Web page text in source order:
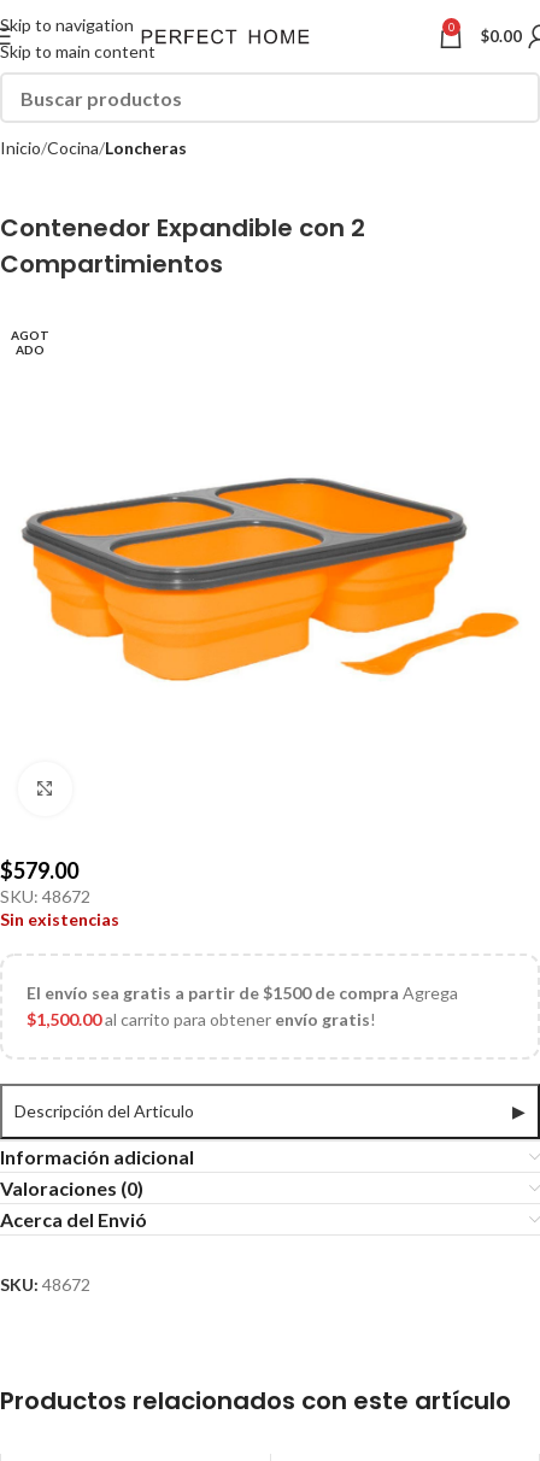
Skip to navigation
Skip to main content
0 $0.00
Inicio Cocina Loncheras
Contenedor Expandible con 2
Compartimientos
AGOT
ADO
$579.00
SKU: 48672
Sin existencias
El envío sea gratis a partir de $1500 de compra Agrega
$1,500.00al carrito para obtener envío gratis!
Descripción del Articulo ▶
Información adicional
Valoraciones (0)
Acerca del Envió
SKU: 48672
Productos relacionados con este artículo